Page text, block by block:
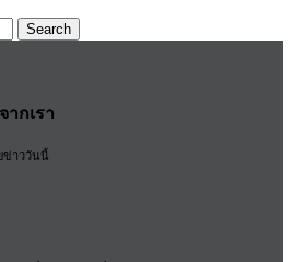
Search
กเรา
ข่าววันนี้